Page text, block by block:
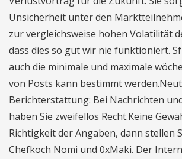
Unsicherheit unter den
zur vergleichsweise hohen Volatilität
dass dies so gut wir nie funktioniert.
auch die minimale und maximale
von Posts kann bestimmt
Berichterstattung: Bei Nachrichten
haben Sie zweifellos Recht.Keine
Richtigkeit der Angaben, dann stellen
Chefkoch Nomi und 0xMaki. Der